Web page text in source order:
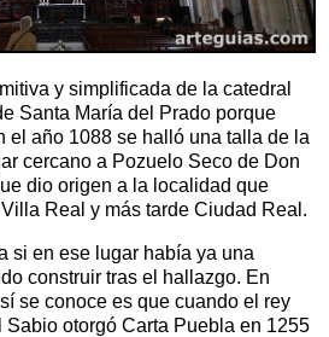
y simplificada de la catedral
Santa María del Prado porque
el año 1088 se halló una talla de la
cercano a Pozuelo Seco de Don
dio origen a la localidad que
Real y más tarde Ciudad Real.
si en ese lugar había ya una
construir tras el hallazgo. En
se conoce es que cuando el rey
otorgó Carta Puebla en 1255